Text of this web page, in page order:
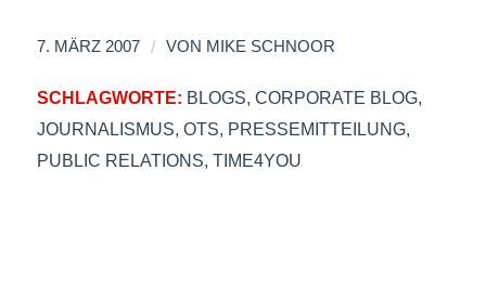
7. MÄRZ 2007 / VON MIKE SCHNOOR
SCHLAGWORTE: BLOGS, CORPORATE BLOG,
JOURNALISMUS, OTS, PRESSEMITTEILUNG,
PUBLIC RELATIONS, TIME4YOU